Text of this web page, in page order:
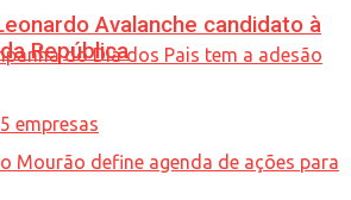
Avalanche candidato à
República